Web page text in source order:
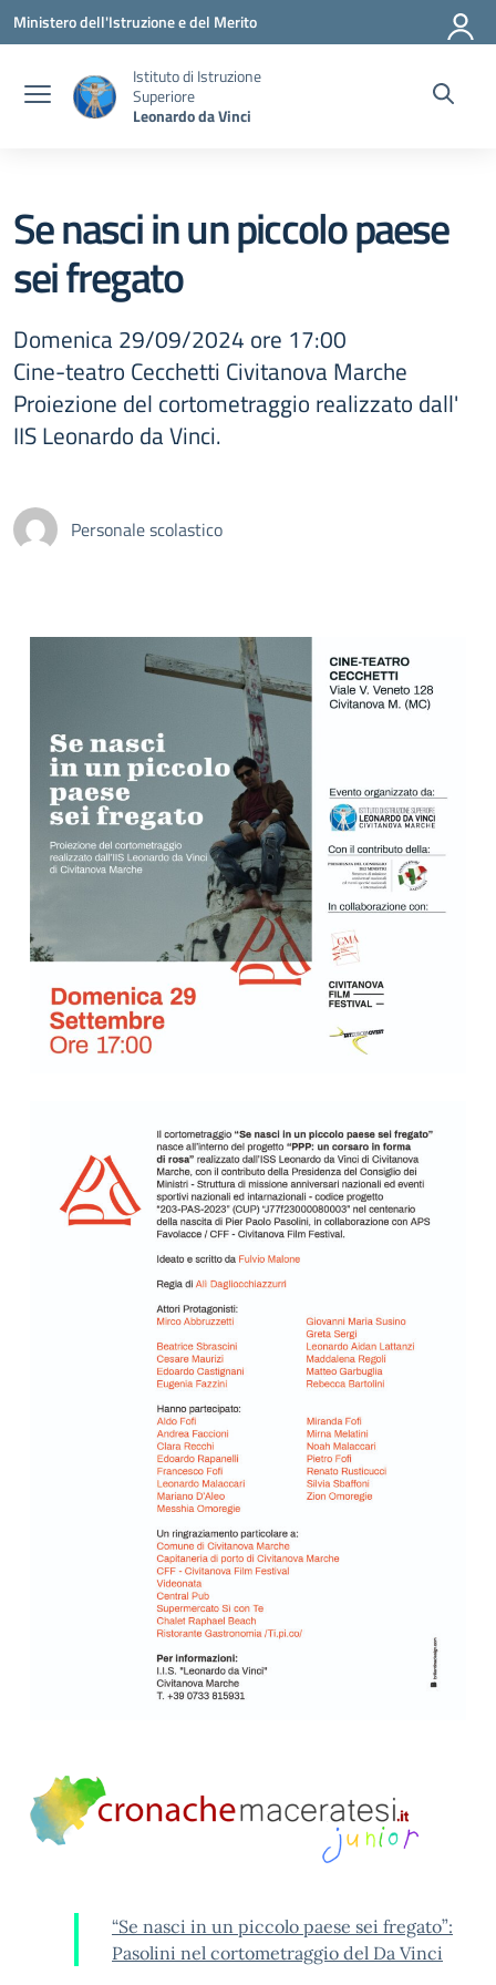
Vai ai contenuti
Vai al menu di navigazione
Vai al footer
Ministero dell'Istruzione e del Merito
Istituto di Istruzione
Superiore
Leonardo da Vinci
Se nasci in un piccolo paese
sei fregato
Domenica 29/09/2024 ore 17:00
Cine-teatro Cecchetti Civitanova Marche
Proiezione del cortometraggio realizzato dall'
IIS Leonardo da Vinci.
Personale scolastico
“Se nasci in un piccolo paese sei fregato”:
Pasolini nel cortometraggio del Da Vinci